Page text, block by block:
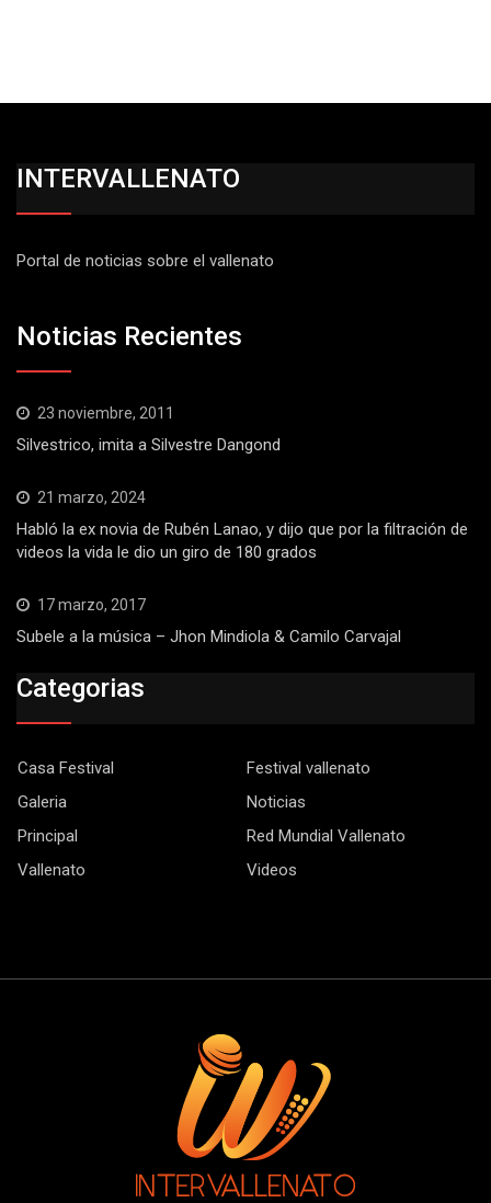
INTERVALLENATO
Portal de noticias sobre el vallenato
Noticias Recientes
23 noviembre, 2011
Silvestrico, imita a Silvestre Dangond
21 marzo, 2024
Habló la ex novia de Rubén Lanao, y dijo que por la filtración de
videos la vida le dio un giro de 180 grados
17 marzo, 2017
Subele a la música – Jhon Mindiola & Camilo Carvajal
Categorias
Casa Festival
Festival vallenato
Galeria
Noticias
Principal
Red Mundial Vallenato
Vallenato
Videos